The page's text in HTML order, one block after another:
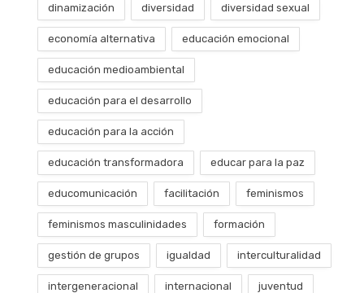
dinamización diversidad diversidad sexual
economía alternativa educación emocional
educación medioambiental
educación para el desarrollo
educación para la acción
educación transformadora educar para la paz
educomunicación facilitación feminismos
feminismos masculinidades formación
gestión de grupos igualdad interculturalidad
intergeneracional internacional juventud